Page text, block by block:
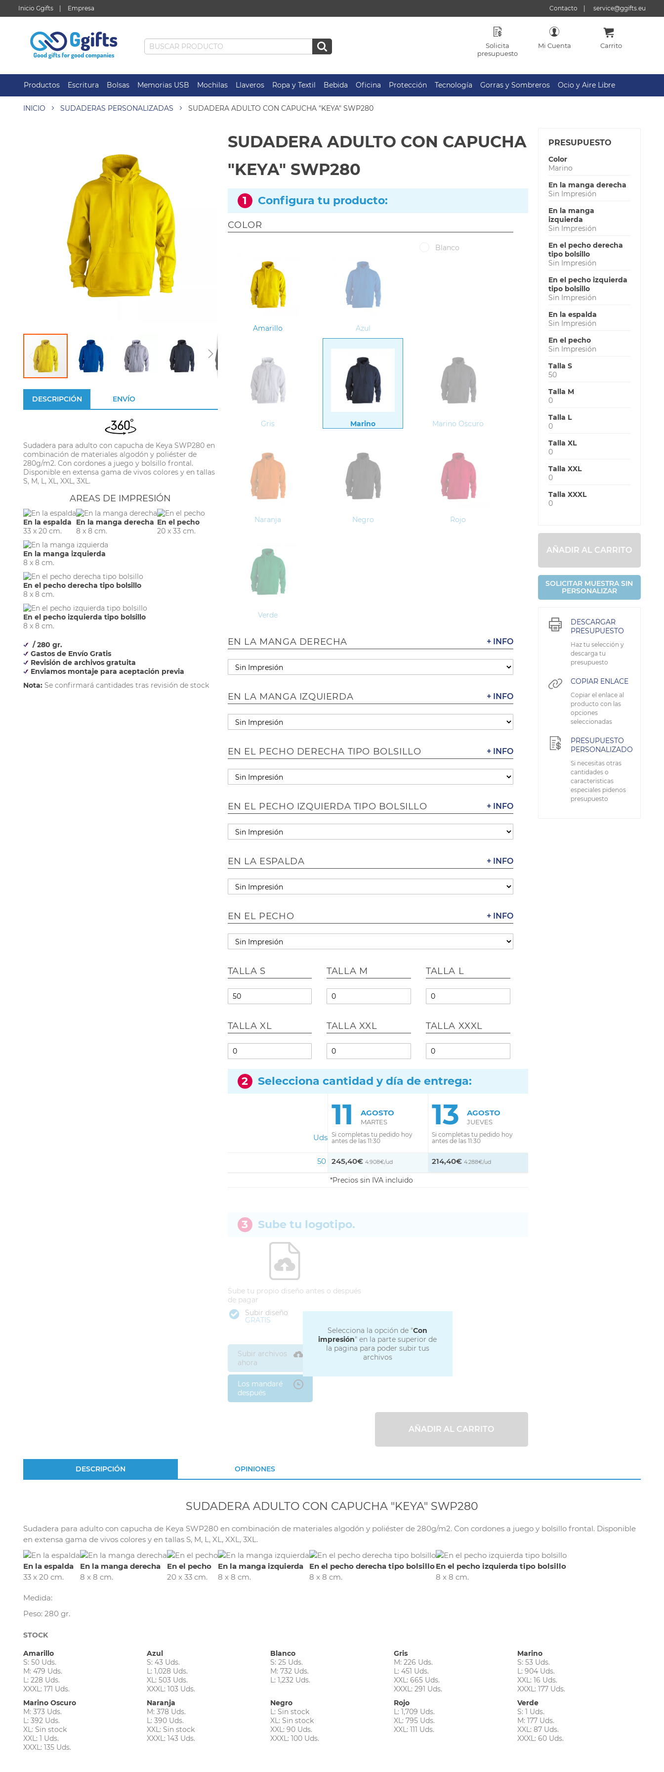
Inicio Ggifts Empresa Contacto service@ggifts.eu
Solicita
presupuesto
Mi Cuenta Carrito
Productos Escritura Bolsas Memorias USB Mochilas Llaveros Ropa y Textil Bebida Oficina Protección Tecnología Gorras y Sombreros Ocio y Aire Libre
INICIO SUDADERAS PERSONALIZADAS SUDADERA ADULTO CON CAPUCHA "KEYA" SWP280
DESCRIPCIÓN
Sudadera para adulto con capucha de Keya SWP280 en
combinación de materiales algodón y poliéster de
280g/m2. Con cordones a juego y bolsillo frontal.
Disponible en extensa gama de vivos colores y en tallas
S, M, L, XL, XXL, 3XL.
AREAS DE IMPRESIÓN
En la espalda
33 x 20 cm.
En la manga derecha
8 x 8 cm.
En el pecho
20 x 33 cm.
En la manga izquierda
8 x 8 cm.
En el pecho derecha tipo bolsillo
8 x 8 cm.
En el pecho izquierda tipo bolsillo
8 x 8 cm.
/ 280 gr.
Gastos de Envío Gratis
Revisión de archivos gratuita
Enviamos montaje para aceptación previa
Nota: Se confirmará cantidades tras revisión de stock
ENVÍO
SUDADERA ADULTO CON CAPUCHA
"KEYA" SWP280
1 Configura tu producto:
COLOR
Amarillo Azul
Blanco
Gris Marino Marino Oscuro
Naranja Negro Rojo
Verde
+ INFO
EN LA MANGA DERECHA
+ INFO
EN LA MANGA IZQUIERDA
+ INFO
EN EL PECHO DERECHA TIPO BOLSILLO
+ INFO
EN EL PECHO IZQUIERDA TIPO BOLSILLO
+ INFO
EN LA ESPALDA
+ INFO
EN EL PECHO
TALLA S TALLA M TALLA L
TALLA XL TALLA XXL TALLA XXXL
2 Selecciona cantidad y día de entrega:
Uds
11 AGOSTO
MARTES
Si completas tu pedido hoy
antes de las 11:30
13 AGOSTO
JUEVES
Si completas tu pedido hoy
antes de las 11:30
50 245,40€ 4.908€/ud 214,40€ 4.288€/ud
Precios sin IVA incluido
Selecciona la opción de "Con
impresión" en la parte superior de
la pagina para poder subir tus
archivos
3 Sube tu logotipo.
Sube tu propio diseño antes o después
de pagar
Subir diseño
GRATIS
Subir archivos
ahora
Los mandaré
después
AÑADIR AL CARRITO
PRESUPUESTO
Color
Marino
En la manga derecha
Sin Impresión
En la manga
izquierda
Sin Impresión
En el pecho derecha
tipo bolsillo
Sin Impresión
En el pecho izquierda
tipo bolsillo
Sin Impresión
En la espalda
Sin Impresión
En el pecho
Sin Impresión
Talla S
50
Talla M
0
Talla L
0
Talla XL
0
Talla XXL
0
Talla XXXL
0
AÑADIR AL CARRITO
SOLICITAR MUESTRA SIN
PERSONALIZAR
DESCARGAR
PRESUPUESTO
Haz tu selección y
descarga tu
presupuesto
COPIAR ENLACE
Copiar el enlace al
producto con las
opciones
seleccionadas
PRESUPUESTO
PERSONALIZADO
Si necesitas otras
cantidades o
caracteristicas
especiales pidenos
presupuesto
DESCRIPCIÓN
SUDADERA ADULTO CON CAPUCHA "KEYA" SWP280
Sudadera para adulto con capucha de Keya SWP280 en combinación de materiales algodón y poliéster de 280g/m2. Con cordones a juego y bolsillo frontal. Disponible
en extensa gama de vivos colores y en tallas S, M, L, XL, XXL, 3XL.
En la espalda
33 x 20 cm.
En la manga derecha
8 x 8 cm.
En el pecho
20 x 33 cm.
En la manga izquierda
8 x 8 cm.
En el pecho derecha tipo bolsillo
8 x 8 cm.
En el pecho izquierda tipo bolsillo
8 x 8 cm.
Medida:
Peso: 280 gr.
OPINIONES
STOCK
Amarillo
S: 50 Uds.
M: 479 Uds.
L: 228 Uds.
XXXL: 171 Uds.
Azul
S: 43 Uds.
L: 1,028 Uds.
XL: 503 Uds.
XXXL: 103 Uds.
Blanco
S: 25 Uds.
M: 732 Uds.
L: 1,232 Uds.
Gris
M: 226 Uds.
L: 451 Uds.
XXL: 665 Uds.
XXXL: 291 Uds.
Marino
S: 53 Uds.
L: 904 Uds.
XXL: 16 Uds.
XXXL: 177 Uds.
Marino Oscuro
M: 373 Uds.
L: 392 Uds.
XL: Sin stock
XXL: 1 Uds.
XXXL: 135 Uds.
Naranja
M: 378 Uds.
L: 390 Uds.
XXL: Sin stock
XXXL: 143 Uds.
Negro
L: Sin stock
XL: Sin stock
XXL: 90 Uds.
XXXL: 100 Uds.
Rojo
L: 1,709 Uds.
XL: 795 Uds.
XXL: 111 Uds.
Verde
S: 1 Uds.
M: 177 Uds.
XXL: 87 Uds.
XXXL: 60 Uds.